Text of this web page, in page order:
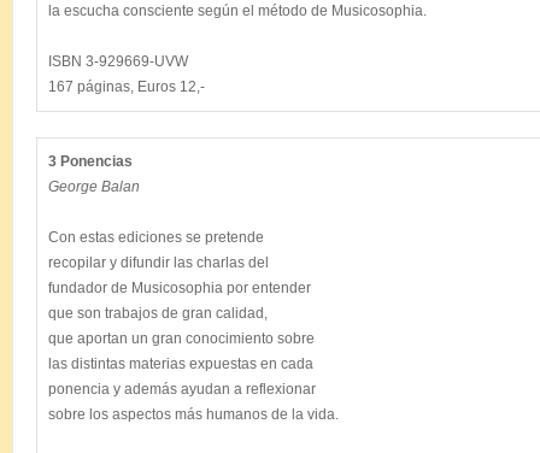
la escucha consciente según el método de Musicosophia.
ISBN 3-929669-UVW
3 Ponencias
George Balan
Con estas ediciones se pretende
recopilar y difundir las charlas del
fundador de Musicosophia por entender
que son trabajos de gran calidad,
que aportan un gran conocimiento sobre
las distintas materias expuestas en cada
ponencia y además ayudan a reflexionar
sobre los aspectos más humanos de la vida.